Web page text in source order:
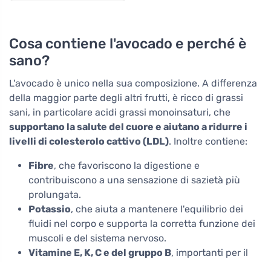
Cosa contiene l'avocado e perché è
sano?
L'avocado è unico nella sua composizione. A differenza
della maggior parte degli altri frutti, è ricco di grassi
sani, in particolare acidi grassi monoinsaturi, che
supportano la salute del cuore e aiutano a ridurre i
livelli di colesterolo cattivo (LDL). Inoltre contiene:
Fibre, che favoriscono la digestione e
contribuiscono a una sensazione di sazietà più
prolungata.
Potassio, che aiuta a mantenere l'equilibrio dei
fluidi nel corpo e supporta la corretta funzione dei
muscoli e del sistema nervoso.
Vitamine E, K, C e del gruppo B, importanti per il